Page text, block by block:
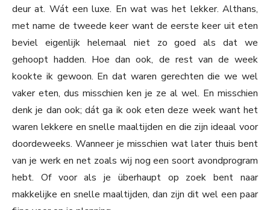
deur at. Wát een luxe. En wat was het lekker. Althans,
met name de tweede keer want de eerste keer uit eten
beviel eigenlijk helemaal niet zo goed als dat we
gehoopt hadden. Hoe dan ook, de rest van de week
kookte ik gewoon. En dat waren gerechten die we wel
vaker eten, dus misschien ken je ze al wel. En misschien
denk je dan ook; dát ga ik ook eten deze week want het
waren lekkere en snelle maaltijden en die zijn ideaal voor
doordeweeks. Wanneer je misschien wat later thuis bent
van je werk en net zoals wij nog een soort avondprogram
hebt. Of voor als je überhaupt op zoek bent naar
makkelijke en snelle maaltijden, dan zijn dit wel een paar